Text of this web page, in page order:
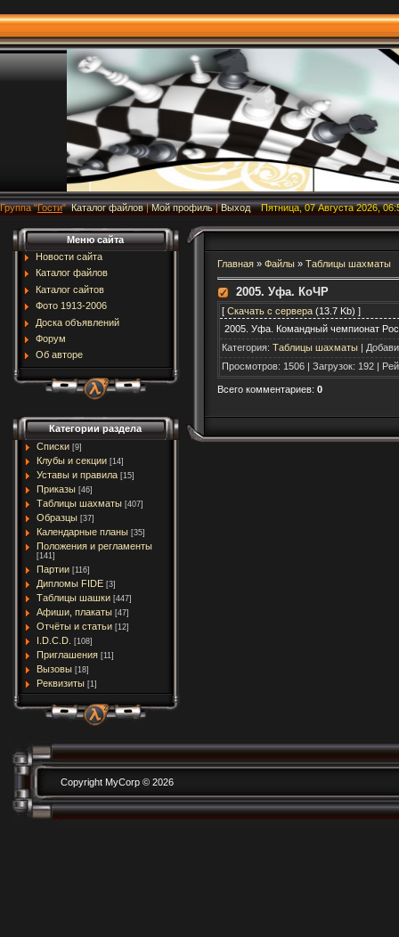
Группа"Гости" Каталог файлов |Мой профиль |Выход Пятница, 07 Августа 2026,
Меню сайта
Новости сайта
Каталог файлов
Каталог сайтов
Фото 1913-2006
Доска объявлений
Форум
Об авторе
Категории раздела
Списки [9]
Клубы и секции [14]
Уставы и правила [15]
Приказы [46]
Таблицы шахматы [407]
Образцы [37]
Календарные планы [35]
Положения и регламенты
[141]
Партии [116]
Дипломы FIDE [3]
Таблицы шашки [447]
Афиши, плакаты [47]
Отчёты и статьи [12]
I.D.C.D. [108]
Приглашения [11]
Вызовы [18]
Реквизиты [1]
Главная » Файлы » Таблицы шахматы
2005. Уфа. КоЧР
[ Скачать с сервера (13.7 Kb) ]
2005. Уфа. Командный чемпионат
Категория: Таблицы шахматы |
Просмотров: 1506 | Загрузок: 192 |
Всего комментариев: 0
Copyright MyCorp © 2026